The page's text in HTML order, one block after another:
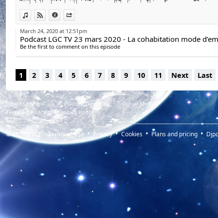
View in iTunes
View on Djpod
Information
Revenir à l’essentiel
March 24, 2020 at 12:51pm
Be the first to comment on this episode
1 2 3 4 5 6 7 8 9 10 11 Next Last
Djpod Charts Podcast Directory
Djpod Shop
Featured Podcasts
Stars Podcasts
© 2026 JLBIZ Terms of Use Privacy Cookies Plans and pricing